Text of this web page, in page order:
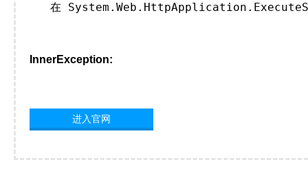
在
InnerException:
进入官网